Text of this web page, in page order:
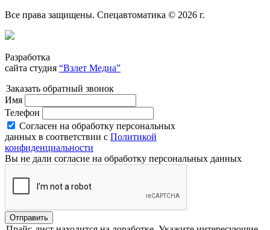
Все права защищены. Спецавтоматика © 2026 г.
Разработка
сайта студия “Взлет Медиа”
Заказать обратный звонок
Имя
Телефон
Согласен на обработку персональных
данных в соответствии с Политикой
конфиденциальности
Вы не дали согласие на обработку персональных данных
Отправить